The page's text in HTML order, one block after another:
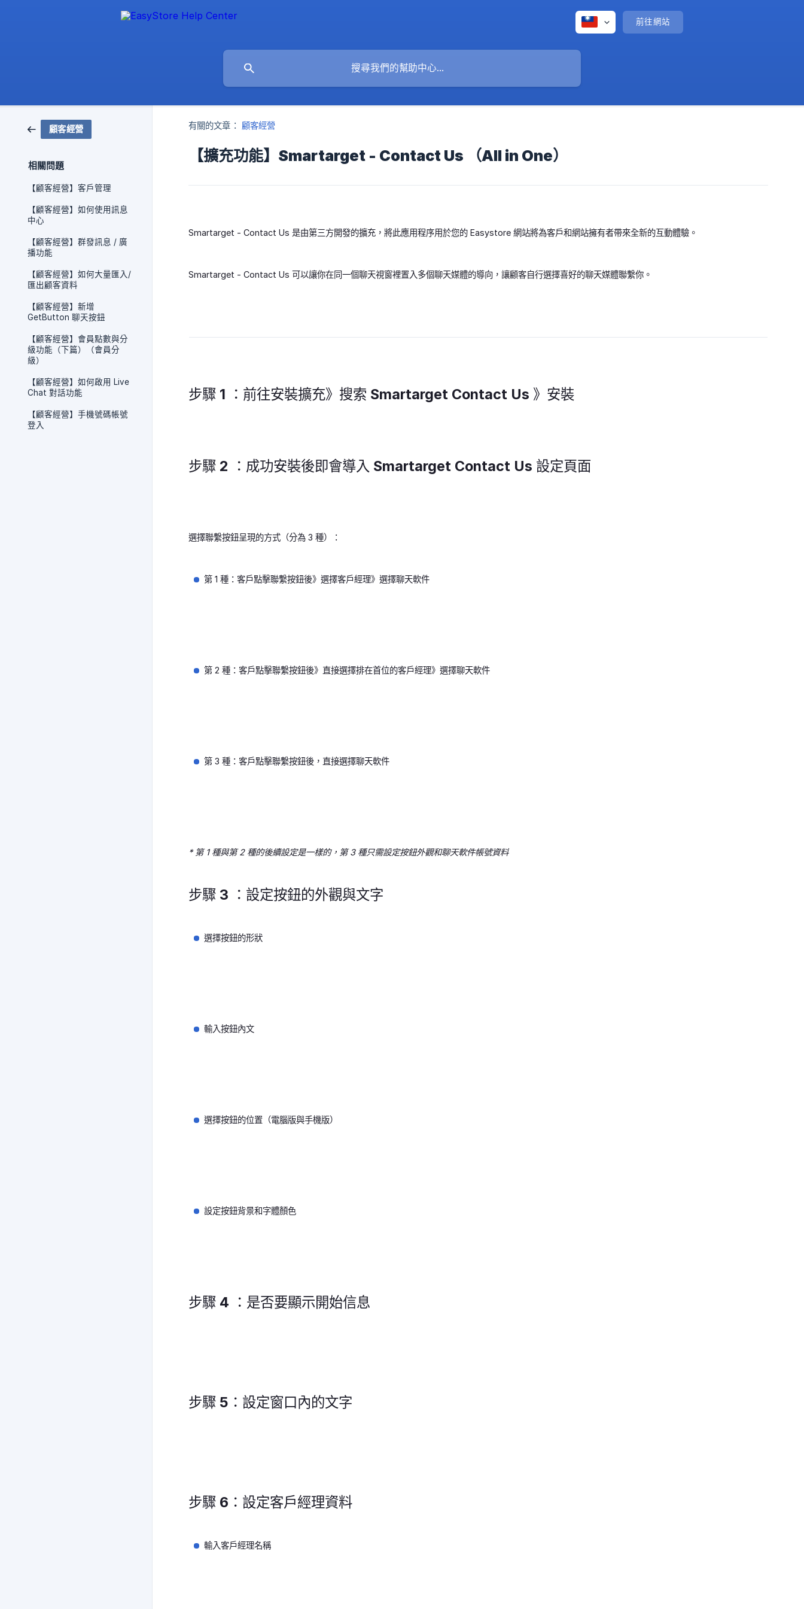
前往網站
顧客經營
相關問題
【顧客經營】客戶管理
【顧客經營】如何使用訊息
中心
【顧客經營】群發訊息 / 廣
播功能
【顧客經營】如何大量匯入/
匯出顧客資料
【顧客經營】新增
GetButton 聊天按鈕
【顧客經營】會員點數與分
級功能（下篇）（會員分
級）
【顧客經營】如何啟用 Live
Chat 對話功能
【顧客經營】手機號碼帳號
登入
有關的文章： 顧客經營
【擴充功能】Smartarget - Contact Us （All in One）
Smartarget - Contact Us 是由第三方開發的擴充，將此應用程序用於您的 Easystore 網站將為客戶和網站擁有者帶來全新的互動體驗。
Smartarget - Contact Us 可以讓你在同一個聊天視窗裡置入多個聊天媒體的導向，讓顧客自行選擇喜好的聊天媒體聯繫你。
步驟 1 ：前往安裝擴充》搜索 Smartarget Contact Us 》安裝
步驟 2 ：成功安裝後即會導入 Smartarget Contact Us 設定頁面
選擇聯繫按鈕呈現的方式（分為 3 種）：
第 1 種：客戶點擊聯繫按鈕後》選擇客戶經理》選擇聊天軟件
第 2 種：客戶點擊聯繫按鈕後》直接選擇排在首位的客戶經理》選擇聊天軟件
第 3 種：客戶點擊聯繫按鈕後，直接選擇聊天軟件
* 第 1 種與第 2 種的後續設定是一樣的，第 3 種只需設定按鈕外觀和聊天軟件帳號資料
步驟 3 ：設定按鈕的外觀與文字
選擇按鈕的形狀
輸入按鈕內文
選擇按鈕的位置（電腦版與手機版）
設定按鈕背景和字體顏色
步驟 4 ：是否要顯示開始信息
步驟 5：設定窗口內的文字
步驟 6：設定客戶經理資料
輸入客戶經理名稱